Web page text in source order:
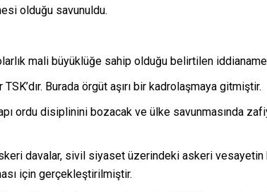
olduğu savunuldu.
mali büyüklüğe sahip olduğu belirtilen
Burada örgüt aşırı bir kadrolaşmaya gitmiştir.
ordu disiplinini bozacak ve ülke savunmasında
davalar, sivil siyaset üzerindeki askeri vesayetin
için gerçekleştirilmiştir.